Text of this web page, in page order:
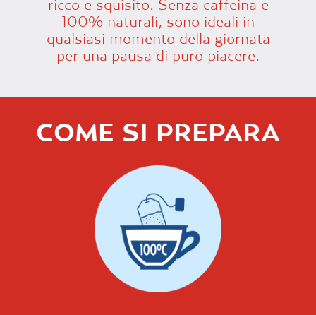
ricco e squisito. Senza caffeina e
100% naturali, sono ideali in
qualsiasi momento della giornata
per una pausa di puro piacere.
COME SI PREPARA